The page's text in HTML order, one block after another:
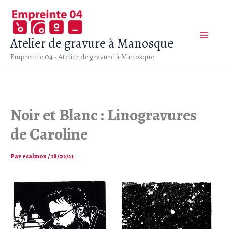
Aller
contenu
Atelier de gravure à Manosque
Empreinte 04 - Atelier de gravure à Manosque
Noir et Blanc : Linogravures
de Caroline
Paresalmon/18/02/21